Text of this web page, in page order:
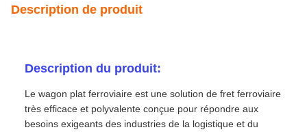
Description de produit
Description du produit:
Le wagon plat ferroviaire est une solution de fret ferroviaire
très efficace et polyvalente conçue pour répondre aux
besoins exigeants des industries de la logistique et du